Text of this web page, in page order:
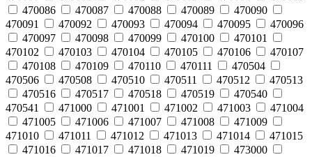
470086
470087 470088 470089
470090
470091
470092 470093 470094 470095
470096
470097
470098 470099 470100
470101
470102
470103 470104 470105 470106
470107
470108
470109 470110 470111
470504
470506
470508 470510 470511 470512
470513
470516
470517 470518 470519
470540
470541
471000 471001 471002 471003
471004
471005
471006 471007 471008
471009
471010
471011 471012 471013 471014
471015
471016
471017 471018 471019
473000